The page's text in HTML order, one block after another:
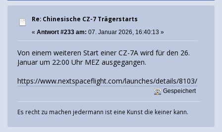
Re: Chinesische CZ-7 Trägerstarts
« Antwort #233 am: 07. Januar 2026, 16:40:13 »
Von einem weiteren Start einer CZ-7A wird für den 26.
Januar um 22:00 Uhr MEZ ausgegangen.
https://www.nextspaceflight.com/launches/details/8103/
Gespeichert
Es recht zu machen jedermann ist eine Kunst die keiner kann.